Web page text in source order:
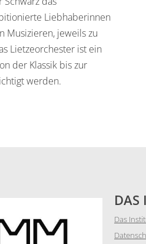
Liebhaberinnen
Musizieren, jeweils zu
Lietzeorchester ist ein
der Klassik bis zur
werden.
DAS
Das